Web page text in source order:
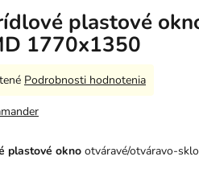
plastové
1770x1350
plastové okno otváravé/otváravo-
Podrobnosti hodnotenia